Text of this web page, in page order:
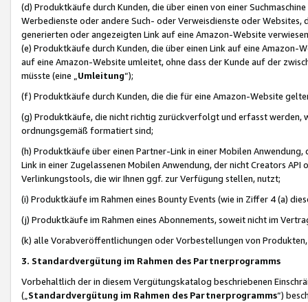
(d) Produktkäufe durch Kunden, die über einen von einer
Werbedienste oder andere Such- oder Verweisdienste oder Websites,
generierten oder angezeigten Link auf eine Amazon-Website
(e) Produktkäufe durch Kunden, die über einen Link auf eine
auf eine Amazon-Website umleitet, ohne dass der Kunde auf der
müsste (eine „ Umleitung“);
(f) Produktkäufe durch Kunden, die die für eine Amazon-Website
(g) Produktkäufe, die nicht richtig zurückverfolgt und erfasst werden,
ordnungsgemäß formatiert sind;
(h) Produktkäufe über einen Partner-Link in einer Mobilen
Link in einer Zugelassenen Mobilen Anwendung, der nicht Creators
Verlinkungstools, die wir Ihnen ggf. zur Verfügung stellen, nutzt;
(i) Produktkäufe im Rahmen eines Bounty Events (wie in Ziffer 4 (a)
(j) Produktkäufe im Rahmen eines Abonnements, soweit nicht im
(k) alle Vorabveröffentlichungen oder Vorbestellungen von
3. Standardvergütung im Rahmen des Partnerprogramms
Vorbehaltlich der in diesem Vergütungskatalog beschriebenen
(„ Standardvergütung im Rahmen des Partnerprogramms“)